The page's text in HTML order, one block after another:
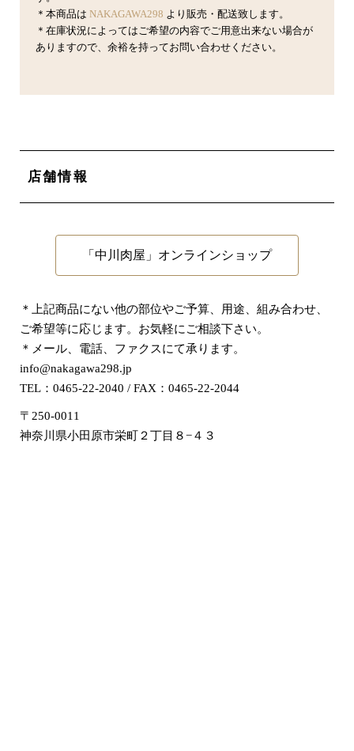
＊本商品は NAKAGAWA298 より販売・配送致します。
＊在庫状況によってはご希望の内容でご用意出来ない場合が
ありますので、余裕を持ってお問い合わせください。
店舗情報
「中川肉屋」オンラインショップ
＊上記商品にない他の部位やご予算、用途、組み合わせ、
ご希望等に応じます。お気軽にご相談下さい。
＊メール、電話、ファクスにて承ります。
info@nakagawa298.jp
TEL：0465-22-2040 / FAX：0465-22-2044
〒250-0011
神奈川県小田原市栄町２丁目８−４３